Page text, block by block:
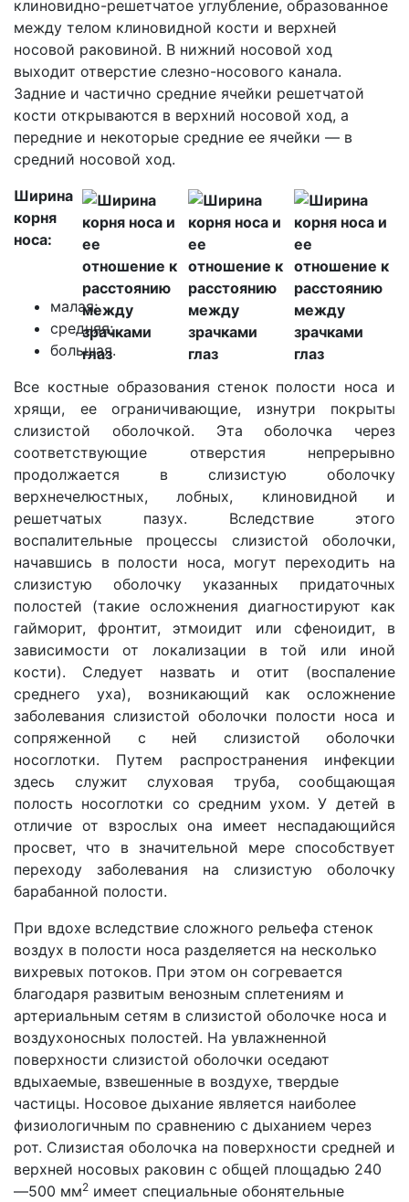
клиновидно-решетчатое углубление, образованное
между телом клиновидной кости и верхней
носовой раковиной. В нижний носовой ход
выходит отверстие слезно-носового канала.
Задние и частично средние ячейки решетчатой
кости открываются в верхний носовой ход, а
передние и некоторые средние ее ячейки — в
средний носовой ход.
Ширина
корня
носа:
малая;
средняя;
большая.
Все костные образования стенок полости носа и
хрящи, ее ограничивающие, изнутри покрыты
слизистой оболочкой. Эта оболочка через
соответствующие отверстия непрерывно
продолжается в слизистую оболочку
верхнечелюстных, лобных, клиновидной и
решетчатых пазух. Вследствие этого
воспалительные процессы слизистой оболочки,
начавшись в полости носа, могут переходить на
слизистую оболочку указанных придаточных
полостей (такие осложнения диагностируют как
гайморит, фронтит, этмоидит или сфеноидит, в
зависимости от локализации в той или иной
кости). Следует назвать и отит (воспаление
среднего уха), возникающий как осложнение
заболевания слизистой оболочки полости носа и
сопряженной с ней слизистой оболочки
носоглотки. Путем распространения инфекции
здесь служит слуховая труба, сообщающая
полость носоглотки со средним ухом. У детей в
отличие от взрослых она имеет неспадающийся
просвет, что в значительной мере способствует
переходу заболевания на слизистую оболочку
барабанной полости.
При вдохе вследствие сложного рельефа стенок
воздух в полости носа разделяется на несколько
вихревых потоков. При этом он согревается
благодаря развитым венозным сплетениям и
артериальным сетям в слизистой оболочке носа и
воздухоносных полостей. На увлажненной
поверхности слизистой оболочки оседают
вдыхаемые, взвешенные в воздухе, твердые
частицы. Носовое дыхание является наиболее
физиологичным по сравнению с дыханием через
рот. Слизистая оболочка на поверхности средней и
верхней носовых раковин с общей площадью 240
—500 мм2 имеет специальные обонятельные